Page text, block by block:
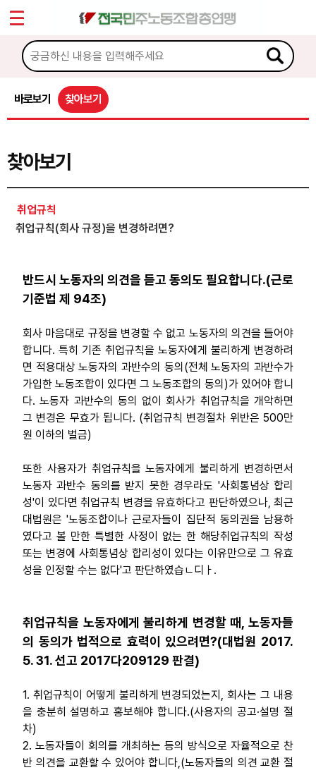
바로보기 찾아보기
찾아보기
취업규칙
취업규칙(회사 규정)을 변경하려면?
반드시 노동자의 의견을 듣고 동의도 필요합니다.(근로
기준법 제 94조)
회사 마음대로 규정을 변경할 수 없고 노동자의 의견을 들어야
합니다. 특히 기존 취업규칙을 노동자에게 불리하게 변경하려
면 적용대상 노동자의 과반수의 동의(전체 노동자의 과반수가
가입한 노동조합이 있다면 그 노동조합의 동의)가 있어야 합니
다. 노동자 과반수의 동의 없이 회사가 취업규칙을 개악하면
그 변경은 무효가 됩니다. (취업규칙 변경절차 위반은 500만
원 이하의 벌금)
또한 사용자가 취업규칙을 노동자에게 불리하게 변경하면서
노동자 과반수 동의를 받지 못한 경우라도 '사회통념상 합리
성'이 있다면 취업규칙 변경을 유효하다고 판단하였으나, 최근
대법원은 '노동조합이나 근로자들이 집단적 동의권을 남용하
였다고 볼 만한 특별한 사정이 없는 한 해당취업규칙의 작성
또는 변경에 사회통념상 합리성이 있다는 이유만으로 그 유효
성을 인정할 수는 없다'고 판단하였습ㄴ디ㅏ.
취업규칙을 노동자에게 불리하게 변경할 때, 노동자들
의 동의가 법적으로 효력이 있으려면?(대법원 2017.
5. 31. 선고 2017다209129 판결)
1. 취업규칙이 어떻게 불리하게 변경되었는지, 회사는 그 내용
을 충분히 설명하고 홍보해야 합니다.(사용자의 공고·설명 절
차)
2. 노동자들이 회의를 개최하는 등의 방식으로 자율적으로 찬
반 의견을 교환할 수 있어야 합니다,(노동자들의 의견 교환 절
마이페이지
소개
소식
게시판 상담
바로보기
노동조합 가입 안내
전국 노동상담소 안내
자료
부설기관
업무
Sketchbook5, 스케치북5
Sketchbook5, 스케치북5